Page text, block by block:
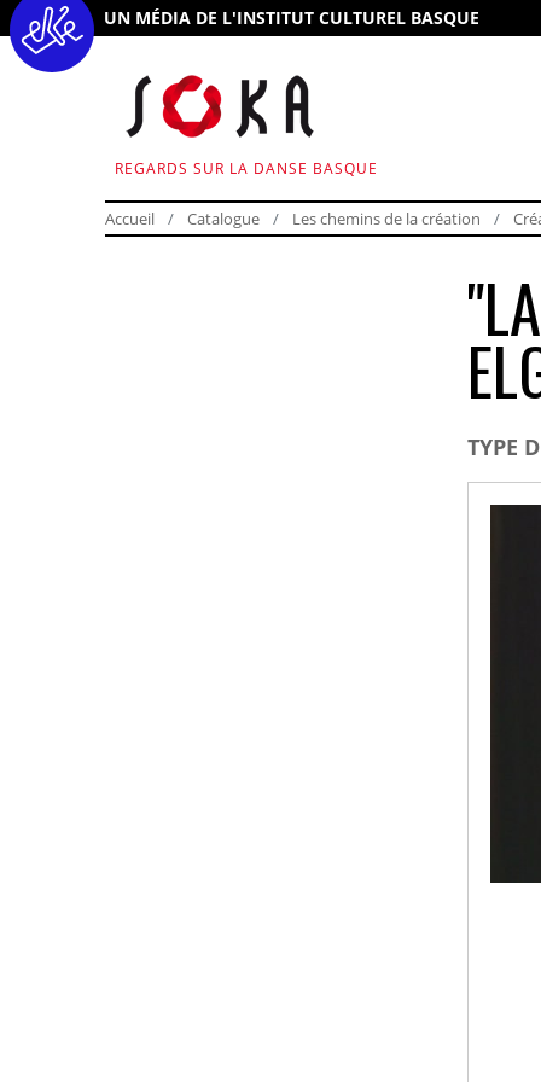
UN MÉDIA DE L'INSTITUT CULTUREL BASQUE
REGARDS SUR LA DANSE BASQUE
Accueil Catalogue Les chemins de la création
TYPE